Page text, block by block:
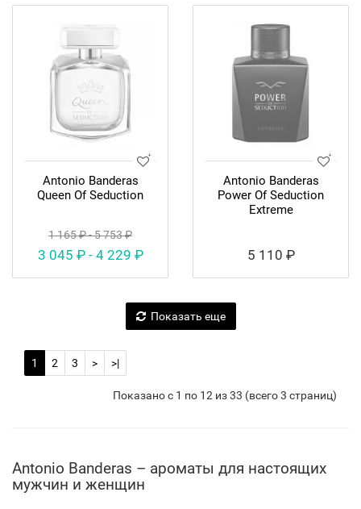
Antonio Banderas
Queen Of Seduction
1 165 ₽ - 5 753 ₽
3 045 ₽ - 4 229 ₽
Antonio Banderas
Power Of Seduction
Extreme
5 110 ₽
Показать еще
1 2 3 > >|
Показано с 1 по 12 из 33 (всего 3 страниц)
Antonio Banderas – ароматы для настоящих
мужчин и женщин